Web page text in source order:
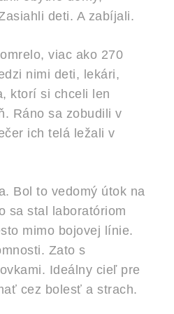
deti. A zabíjali.
viac ako 270
nimi deti, lekári,
ktorí si chceli len
Ráno sa zobudili v
ich telá ležali v
Bol to vedomý útok na
sa stal laboratóriom
mimo bojovej línie.
Zato s
Ideálny cieľ pre
cez bolesť a strach.